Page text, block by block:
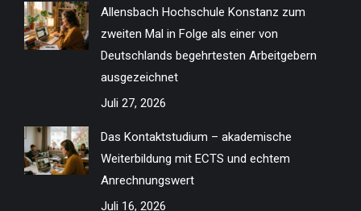
Allensbach Hochschule Konstanz zum
zweiten Mal in Folge als einer von
Deutschlands begehrtesten Arbeitgebern
ausgezeichnet
Juli 27, 2026
Das Kontaktstudium – akademische
Weiterbildung mit ECTS und echtem
Anrechnungswert
Juli 16, 2026